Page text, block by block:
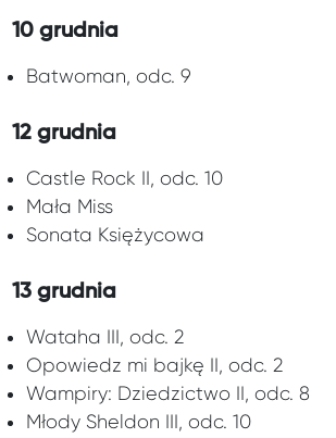
10 grudnia
Batwoman, odc. 9
12 grudnia
Castle Rock II, odc. 10
Mała Miss
Sonata Księżycowa
13 grudnia
Wataha III, odc. 2
Opowiedz mi bajkę II, odc. 2
Wampiry: Dziedzictwo II, odc. 8
Młody Sheldon III, odc. 10